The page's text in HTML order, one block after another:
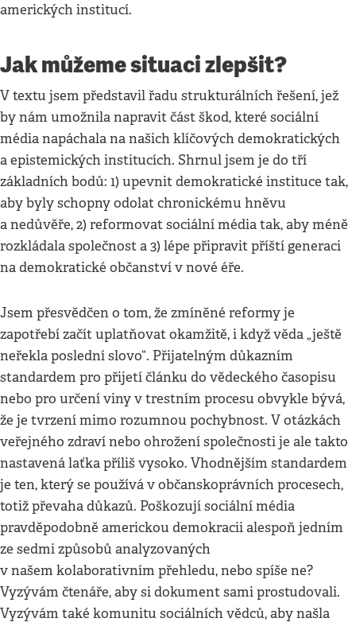
amerických institucí.
Jak můžeme situaci zlepšit?
V textu jsem představil řadu strukturálních řešení, jež
by nám umožnila napravit část škod, které sociální
média napáchala na našich klíčových demokratických
a epistemických institucích. Shrnul jsem je do tří
základních bodů: 1) upevnit demokratické instituce tak,
aby byly schopny odolat chronickému hněvu
a nedůvěře, 2) reformovat sociální média tak, aby méně
rozkládala společnost a 3) lépe připravit příští generaci
na demokratické občanství v nové éře.
Jsem přesvědčen o tom, že zmíněné reformy je
zapotřebí začít uplatňovat okamžitě, i když věda „ještě
neřekla poslední slovo“. Přijatelným důkazním
standardem pro přijetí článku do vědeckého časopisu
nebo pro určení viny v trestním procesu obvykle bývá,
že je tvrzení mimo rozumnou pochybnost. V otázkách
veřejného zdraví nebo ohrožení společnosti je ale takto
nastavená laťka příliš vysoko. Vhodnějším standardem
je ten, který se používá v občanskoprávních procesech,
totiž převaha důkazů. Poškozují sociální média
pravděpodobně americkou demokracii alespoň jedním
ze sedmi způsobů analyzovaných
v našem kolaborativním přehledu, nebo spíše ne?
Vyzývám čtenáře, aby si dokument sami prostudovali.
Vyzývám také komunitu sociálních vědců, aby našla